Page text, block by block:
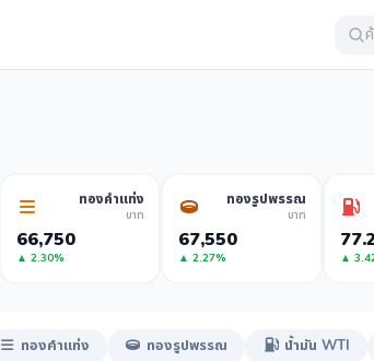
ทองคำแท่ง
บาท
66,750
▲ 2.30%
ทองรูปพรรณ
บาท
67,550
▲ 2.27% ▲
ทองคำแท่ง ทองรูปพรรณ น้ำมัน WTI